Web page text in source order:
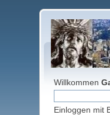
Willkommen
Einloggen mit